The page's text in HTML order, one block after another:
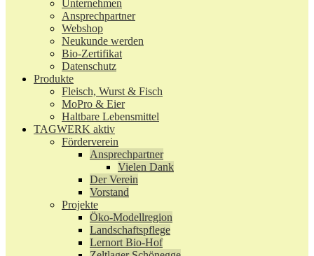
Unternehmen
Ansprechpartner
Webshop
Neukunde werden
Bio-Zertifikat
Datenschutz
Produkte
Fleisch, Wurst & Fisch
MoPro & Eier
Haltbare Lebensmittel
TAGWERK aktiv
Förderverein
Ansprechpartner
Vielen Dank
Der Verein
Vorstand
Projekte
Öko-Modellregion
Landschaftspflege
Lernort Bio-Hof